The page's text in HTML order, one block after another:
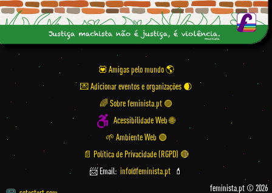
💟 Amigas pelo mundo
💌 Adicionar eventos e organizações
🌈 Sobre feminista.pt 🟣
Acessibilidade Web 🌐
🌱 Ambiente Web 🟢
📄 Política de Privacidade (RGPD) 🔴
📨 Email: info@feminista.pt 💄
feminista.pt © 2026